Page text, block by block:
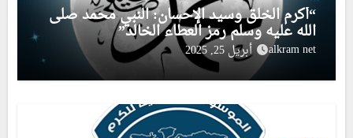
“أكرم الخلق وسيد الإحسان: النبي محمد صلى
الله عليه وسلم رمز العطاء الخالد”
alkram net أبريل 25, 2025